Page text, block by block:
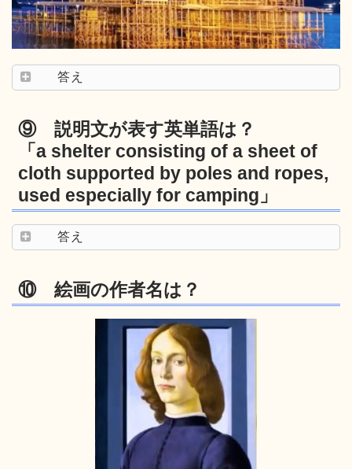
答え
⑨ 説明文が表す英単語は？
「a shelter consisting of a sheet of
cloth supported by poles and ropes,
used especially for camping」
答え
⑩ 絵画の作者名は？